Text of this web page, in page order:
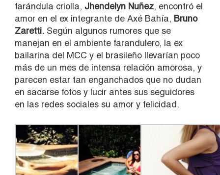
farándula criolla, Jhendelyn Nuñez, encontró el
amor en el ex integrante de Axé Bahía, Bruno
Zaretti. Según algunos rumores que se
manejan en el ambiente farandulero, la ex
bailarina del MCC y el brasileño llevarían poco
más de un mes de intensa relación amorosa, y
parecen estar tan enganchados que no dudan
en sacarse fotos y lucir antes sus seguidores
en las redes sociales su amor y felicidad.